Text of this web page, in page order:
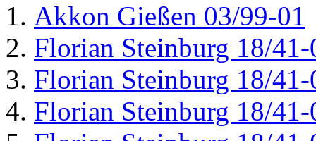
Akkon Gießen 03/99-01
Florian Steinburg 18/41-
Florian Steinburg 18/41-
Florian Steinburg 18/41-